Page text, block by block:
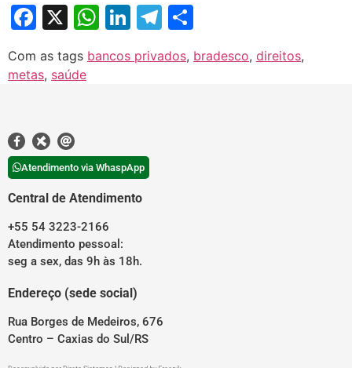
Facebook
X WhatsApp
LinkedIn
Telegram
Com as tags bancos privados, bradesco, direitos,
metas, saúde
Atendimento via WhaspApp
Central de Atendimento
+55 54 3223-2166
Atendimento pessoal:
seg a sex, das 9h às 18h.
Endereço (sede social)
Rua Borges de Medeiros, 676
Centro – Caxias do Sul/RS